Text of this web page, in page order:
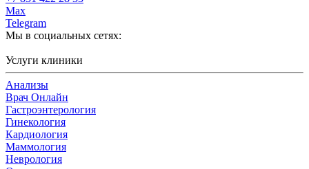
Max
Telegram
Мы в социальных сетях:
Услуги клиники
Анализы
Врач Онлайн
Гастроэнтерология
Гинекология
Кардиология
Маммология
Неврология